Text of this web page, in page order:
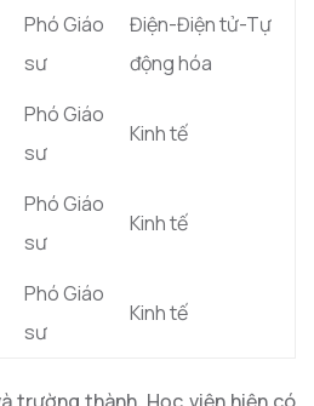
Phó Giáo
sư
Điện-Điện tử-Tự
động hóa
Phó Giáo
sư
Kinh tế
Phó Giáo
sư
Kinh tế
Phó Giáo
sư
Kinh tế